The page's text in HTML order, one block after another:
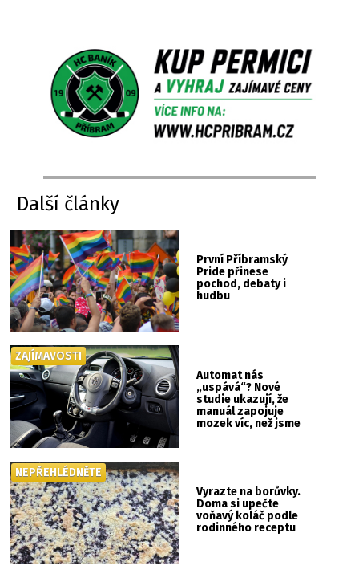
Další články
První Příbramský
Pride přinese
pochod, debaty i
hudbu
Automat nás
„uspává“? Nové
studie ukazují, že
manuál zapojuje
mozek víc, než jsme
ZAJÍMAVOSTI
Vyrazte na borůvky.
Doma si upečte
voňavý koláč podle
rodinného receptu
NEPŘEHLÉDNĚTE